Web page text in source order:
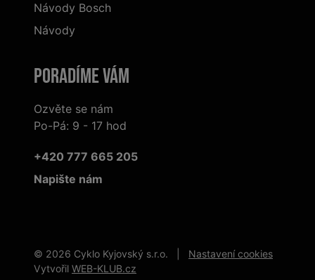
Návody Bosch
Návody
Poradíme Vám
Ozvěte se nám
Po-Pá: 9 - 17 hod
+420 777 665 205
Napište nám
© 2026 Cyklo Kyjovský s.r.o. | Nastavení cookies
Vytvořil WEB-KLUB.cz